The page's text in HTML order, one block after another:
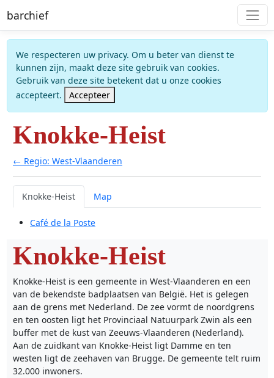
barchief
We respecteren uw privacy. Om u beter van dienst te
kunnen zijn, maakt deze site gebruik van cookies.
Gebruik van deze site betekent dat u onze cookies
accepteert.
Accepteer
Knokke-Heist
← Regio: West-Vlaanderen
Knokke-Heist Map
Café de la Poste
Knokke-Heist
Knokke-Heist is een gemeente in West-Vlaanderen en een
van de bekendste badplaatsen van België. Het is gelegen
aan de grens met Nederland. De zee vormt de noordgrens
en ten oosten ligt het Provinciaal Natuurpark Zwin als een
buffer met de kust van Zeeuws-Vlaanderen (Nederland).
Aan de zuidkant van Knokke-Heist ligt Damme en ten
westen ligt de zeehaven van Brugge. De gemeente telt ruim
32.000 inwoners.